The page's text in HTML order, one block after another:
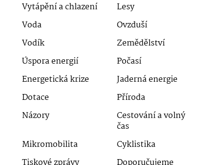
Vytápění a chlazení
Lesy
Voda
Ovzduší
Vodík
Zemědělství
Úspora energií
Počasí
Energetická krize
Jaderná energie
Dotace
Příroda
Názory
Cestování a volný
čas
Mikromobilita
Cyklistika